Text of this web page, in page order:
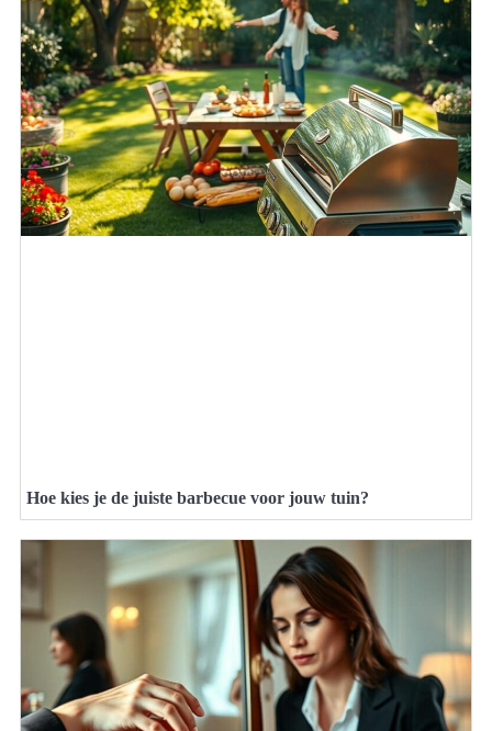
Hoe kies je de juiste barbecue voor jouw tuin?